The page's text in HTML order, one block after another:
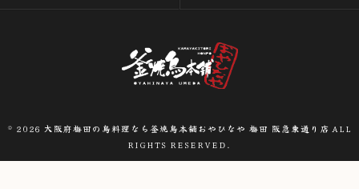
© 2026 大阪府梅田の鳥料理なら釜焼鳥本舗おやひなや 梅田 阪急東通り店 ALL
RIGHTS RESERVED.